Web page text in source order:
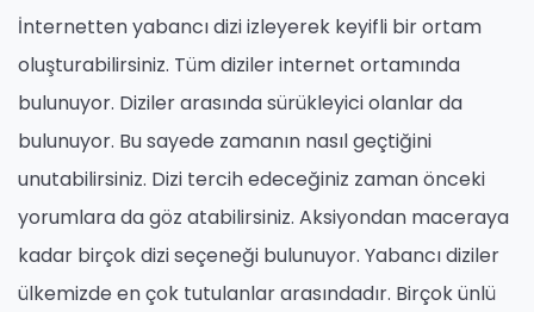
İnternetten yabancı dizi izleyerek keyifli bir ortam
oluşturabilirsiniz. Tüm diziler internet ortamında
bulunuyor. Diziler arasında sürükleyici olanlar da
bulunuyor. Bu sayede zamanın nasıl geçtiğini
unutabilirsiniz. Dizi tercih edeceğiniz zaman önceki
yorumlara da göz atabilirsiniz. Aksiyondan maceraya
kadar birçok dizi seçeneği bulunuyor. Yabancı diziler
ülkemizde en çok tutulanlar arasındadır. Birçok ünlü